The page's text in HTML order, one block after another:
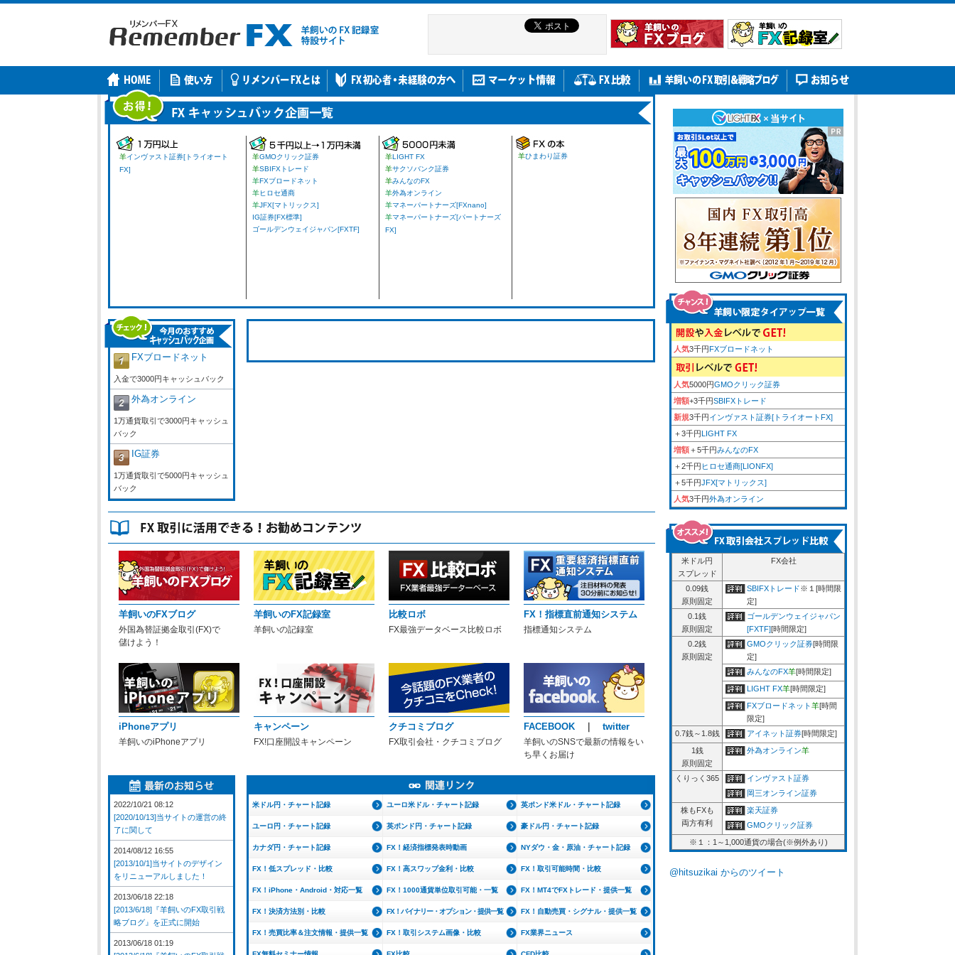
羊インヴァスト証券[トライオート
FX]
羊GMOクリック証券
羊SBIFXトレード
羊FXブロードネット
羊ヒロセ通商
羊JFX[マトリックス]
IG証券[FX標準]
ゴールデンウェイジャパン[FXTF]
羊LIGHT FX
羊サクソバンク証券
羊みんなのFX
羊外為オンライン
羊マネーパートナーズ[FXnano]
羊マネーパートナーズ[パートナーズ
FX]
羊ひまわり証券
FXブロードネット
入金で3000円キャッシュバック
外為オンライン
1万通貨取引で3000円キャッシュ
バック
IG証券
1万通貨取引で5000円キャッシュ
バック
羊飼いのFXブログ
外国為替証拠金取引(FX)で
儲けよう！
羊飼いのFX記録室
羊飼いの記録室
比較ロボ
FX最強データベース比較ロボ
FX！指標直前通知システム
指標通知システム
iPhoneアプリ
羊飼いのiPhoneアプリ
キャンペーン
FX!口座開設キャンペーン
クチコミブログ
FX取引会社・クチコミブログ
FACEBOOK twitter
羊飼いのSNSで最新の情報をい
ち早くお届け
米ドル円・チャート記録 ユーロ米ドル・チャート記録 英ポンド米ドル・チャート記録
ユーロ円・チャート記録 英ポンド円・チャート記録 豪ドル円・チャート記録
カナダ円・チャート記録 FX！経済指標発表時動画 NYダウ・金・原油・チャート記録
FX！低スプレッド・比較 FX！高スワップ金利・比較 FX！取引可能時間・比較
FX！iPhone・Android・対応一覧 FX！1000通貨単位取引可能・一覧 FX！MT4でFXトレード・提供一覧
FX！決済方法別・比較 FX！バイナリー・オプション・提供一覧 FX！自動売買・シグナル・提供一覧
FX！売買比率＆注文情報・提供一覧 FX！取引システム画像・比較 FX業界ニュース
2022/10/21 08:12
[2020/10/13]当サイトの運営の終
了に関して
2014/08/12 16:55
[2013/10/1]当サイトのデザイン
をリニューアルしました！
2013/06/18 22:18
[2013/6/18]『羊飼いのFX取引戦
略ブログ』を正式に開始
2013/06/18 01:19
人気3千円FXブロードネット
人気5000円GMOクリック証券
増額+3千円SBIFXトレード
新規3千円インヴァスト証券[トライオートFX]
＋3千円LIGHT FX
増額＋5千円みんなのFX
＋2千円 ヒロセ通商[LIONFX]
＋5千円JFX[マトリックス]
人気3千円外為オンライン
米ドル円
スプレッド
FX会社
0.09銭
原則固定
SBIFXトレード※１[時間限
定]
0.1銭
原則固定
ゴールデンウェイジャパン
[FXTF][時間限定]
0.2銭
原則固定
GMOクリック証券[時間限
定]
みんなのFX羊[時間限定]
LIGHT FX羊[時間限定]
FXブロードネット羊[時間
限定]
0.7銭～1.8銭
アイネット証券[時間限定]
1銭
原則固定
外為オンライン羊
くりっく365
インヴァスト証券
岡三オンライン証券
株もFXも
両方有利
楽天証券
GMOクリック証券
※１：1～1,000通貨の場合(※例外あり)
@hitsuzikai からのツイート